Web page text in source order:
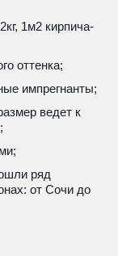
1м2 кирпича-
оттенка;
импрегнанты;
ведет к
ряд
от Сочи до